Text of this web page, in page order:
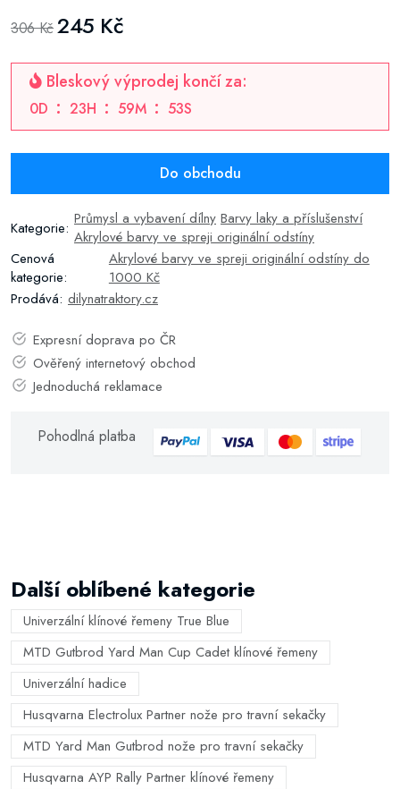
306 Kč245 Kč
Bleskový výprodej končí za:
0D 23H 59M 53S
Do obchodu
Kategorie: Průmysl a vybavení dílny Barvy laky a příslušenství
Akrylové barvy ve spreji originální odstíny
Cenová
kategorie:
Akrylové barvy ve spreji originální odstíny do
1000 Kč
Prodává: dilynatraktory.cz
Expresní doprava po ČR
Ověřený internetový obchod
Jednoduchá reklamace
Pohodlná platba
Další oblíbené kategorie
Univerzální klínové řemeny True Blue
MTD Gutbrod Yard Man Cup Cadet klínové řemeny
Univerzální hadice
Husqvarna Electrolux Partner nože pro travní sekačky
MTD Yard Man Gutbrod nože pro travní sekačky
Husqvarna AYP Rally Partner klínové řemeny